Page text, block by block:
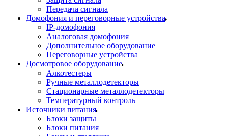
Передача сигнала
Домофония и переговорные устройства
IP-домофония
Аналоговая домофония
Дополнительное оборудование
Переговорные устройства
Досмотровое оборудование
Алкотестеры
Ручные металлодетекторы
Стационарные металлодетекторы
Температурный контроль
Источники питания
Блоки защиты
Блоки питания